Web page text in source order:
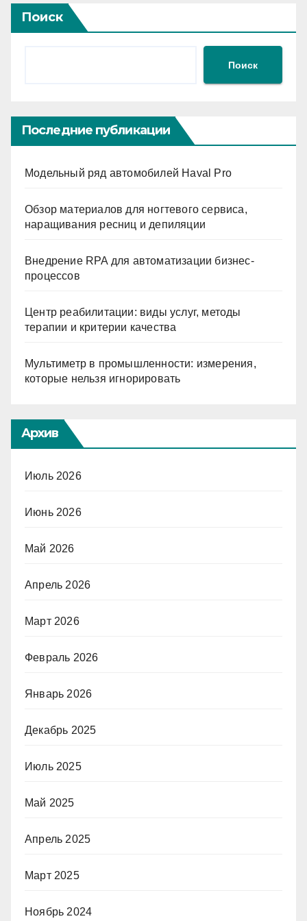
Поиск
Поиск
Последние публикации
Модельный ряд автомобилей Haval Pro
Обзор материалов для ногтевого сервиса,
наращивания ресниц и депиляции
Внедрение RPA для автоматизации бизнес-
процессов
Центр реабилитации: виды услуг, методы
терапии и критерии качества
Мультиметр в промышленности: измерения,
которые нельзя игнорировать
Архив
Июль 2026
Июнь 2026
Май 2026
Апрель 2026
Март 2026
Февраль 2026
Январь 2026
Декабрь 2025
Июль 2025
Май 2025
Апрель 2025
Март 2025
Ноябрь 2024